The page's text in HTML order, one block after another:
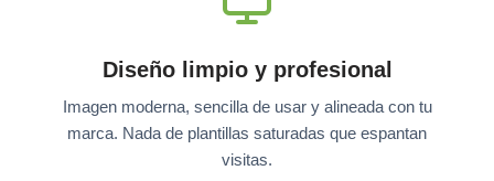
Diseño limpio y profesional
Imagen moderna, sencilla de usar y alineada con tu
marca. Nada de plantillas saturadas que espantan
visitas.